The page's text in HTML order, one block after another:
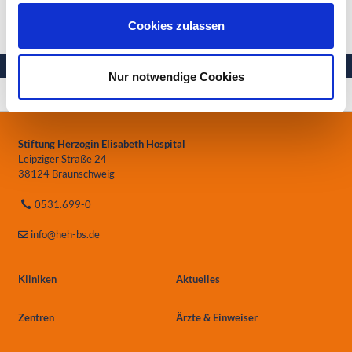
Cookies zulassen
Nur notwendige Cookies
Ihre Gesundheit in besten Händen
Stiftung Herzogin Elisabeth Hospital
Leipziger Straße 24
38124 Braunschweig
0531.699-0
info@heh-bs.de
Kliniken Aktuelles
Zentren Ärzte & Einweiser